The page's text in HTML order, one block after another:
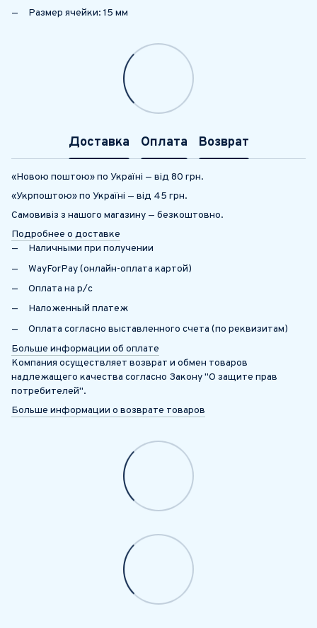
Размер ячейки: 15 мм
Доставка Оплата Возврат
«Новою поштою» по Україні — від 80 грн.
«Укрпоштою» по Україні — від 45 грн.
Самовивіз з нашого магазину — безкоштовно.
Подробнее о доставке
Наличными при получении
WayForPay (онлайн-оплата картой)
Оплата на р/с
Наложенный платеж
Оплата согласно выставленного счета (по реквизитам)
Больше информации об оплате
Компания осуществляет возврат и обмен товаров
надлежащего качества согласно Закону "О защите прав
потребителей".
Больше информации о возврате товаров